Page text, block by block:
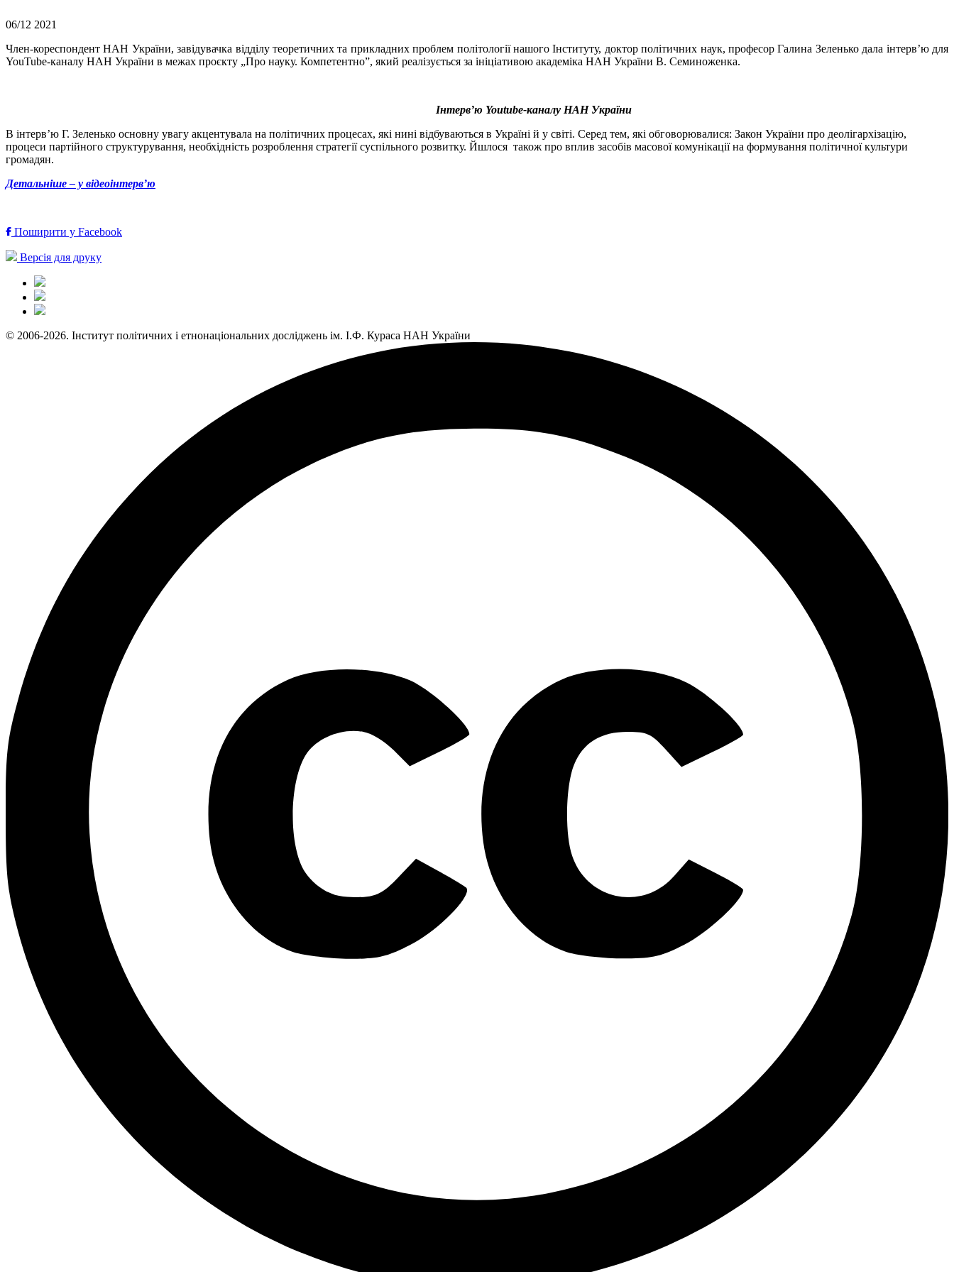
06/12 2021
Член-кореспондент НАН України, завідувачка відділу теоретичних та прикладних проблем політології нашого Інституту, доктор політичних наук, професор Галина Зеленько дала інтерв’ю для
YouTube-каналу НАН України в межах проєкту „Про науку. Компетентно”, який реалізується за ініціативою академіка НАН України В. Семиноженка.
Інтерв’ю Youtube-каналу НАН України
В інтерв’ю Г. Зеленько основну увагу акцентувала на політичних процесах, які нині відбуваються в Україні й у світі. Серед тем, які обговорювалися: Закон України про деолігархізацію,
процеси партійного структурування, необхідність розроблення стратегії суспільного розвитку. Йшлося також про вплив засобів масової комунікації на формування політичної культури
громадян.
Детальніше – у відеоінтерв’ю
Поширити у Facebook
Версія для друку
© 2006-2026. Інститут політичних і етнонаціональних досліджень ім. І.Ф. Кураса НАН України